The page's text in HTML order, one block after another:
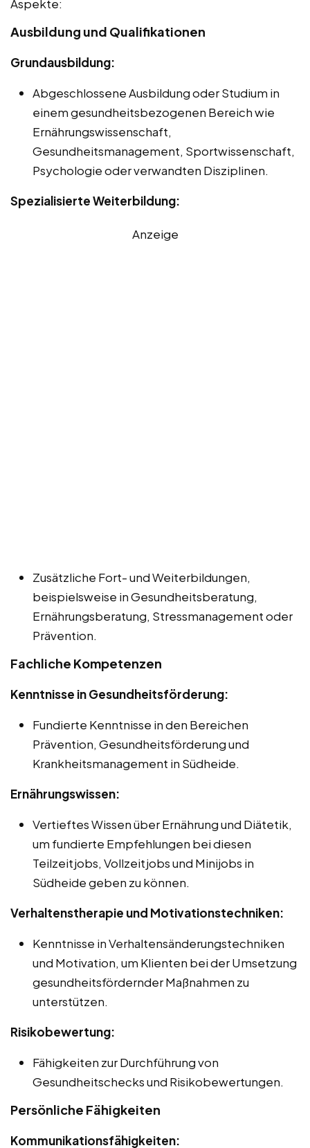
Aspekte:
Ausbildung und Qualifikationen
Grundausbildung:
Abgeschlossene Ausbildung oder Studium in
einem gesundheitsbezogenen Bereich wie
Ernährungswissenschaft,
Gesundheitsmanagement, Sportwissenschaft,
Psychologie oder verwandten Disziplinen.
Spezialisierte Weiterbildung:
Anzeige
Zusätzliche Fort- und Weiterbildungen,
beispielsweise in Gesundheitsberatung,
Ernährungsberatung, Stressmanagement oder
Prävention.
Fachliche Kompetenzen
Kenntnisse in Gesundheitsförderung:
Fundierte Kenntnisse in den Bereichen
Prävention, Gesundheitsförderung und
Krankheitsmanagement in Südheide.
Ernährungswissen:
Vertieftes Wissen über Ernährung und Diätetik,
um fundierte Empfehlungen bei diesen
Teilzeitjobs, Vollzeitjobs und Minijobs in
Südheide geben zu können.
Verhaltenstherapie und Motivationstechniken:
Kenntnisse in Verhaltensänderungstechniken
und Motivation, um Klienten bei der Umsetzung
gesundheitsfördernder Maßnahmen zu
unterstützen.
Risikobewertung:
Fähigkeiten zur Durchführung von
Gesundheitschecks und Risikobewertungen.
Persönliche Fähigkeiten
Kommunikationsfähigkeiten: